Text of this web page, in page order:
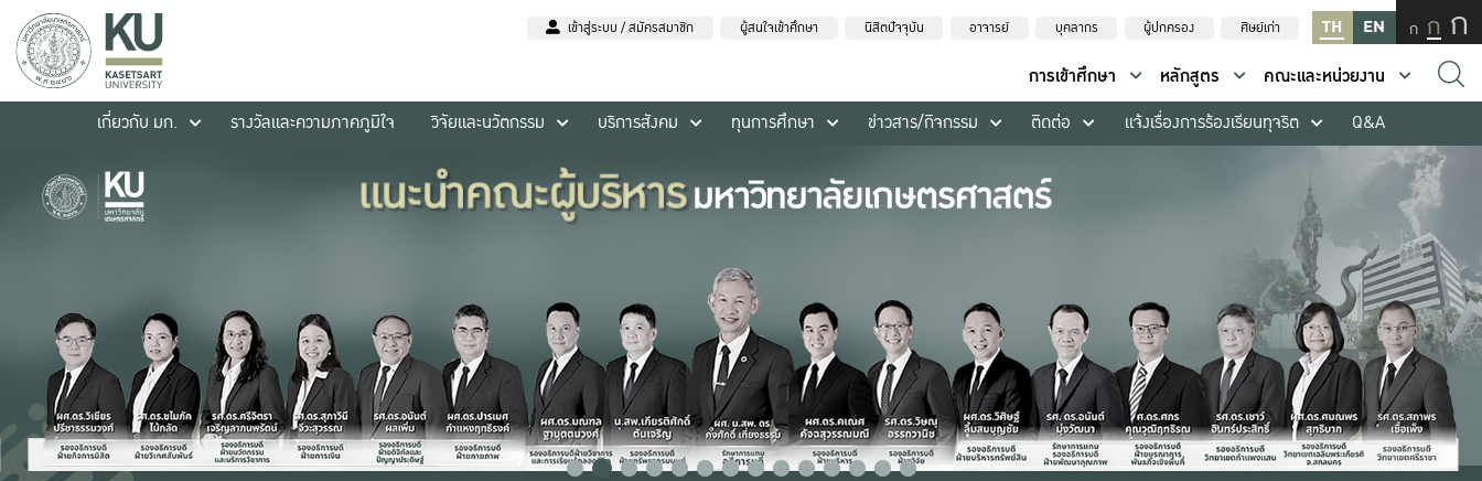
เข้าสู่ระบบ / สมัครสมาชิก ผู้สนใจเข้าศึกษา นิสิตปัจจุบัน อาจารย์ บุคลากร ผู้ปกครอง ศิษย์เก่า TH EN ก ก ก
การเข้าศึกษา หลักสูตร
คณะและหน่วยงาน
เกี่ยวกับ มก.
รางวัลและความภาคภูมิใจ วิจัยและนวัตกรรม บริการสังคม ทุนการศึกษา ข่าวสาร/กิจกรรม ติดต่อ แจ้งเรื่องการร้องเรียนทุจริต Q&A